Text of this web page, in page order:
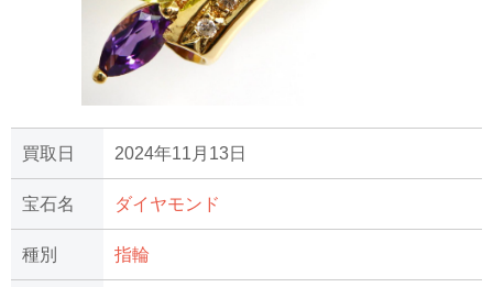
買取日 2024年11月13日
宝石名 ダイヤモンド
種別 指輪